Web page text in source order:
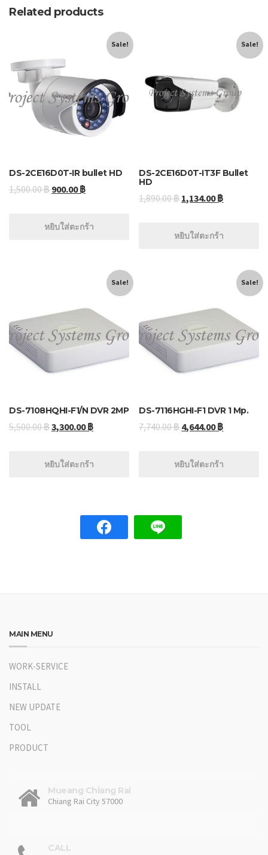
Related products
Sale!
DS-2CE16D0T-IR bullet HD
1,500.00฿ 900.00฿
หยิบใส่ตะกร้า
Sale!
DS-2CE16D0T-IT3F Bullet
HD
1,890.00฿ 1,134.00฿
หยิบใส่ตะกร้า
Sale!
DS-7108HQHI-F1/N DVR 2MP
5,500.00฿3,300.00฿
หยิบใส่ตะกร้า
Sale!
DS-7116HGHI-F1 DVR 1 Mp.
7,740.00฿ 4,644.00฿
หยิบใส่ตะกร้า
MAIN MENU
WORK-SERVICE
INSTALL
NEW UPDATE
TOOL
PRODUCT
Mueang Chiang Rai
Chiang Rai City 57000
CALL